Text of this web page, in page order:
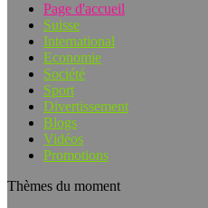
Page d'accueil
Suisse
International
Economie
Société
Sport
Divertissement
Blogs
Vidéos
Promotions
Thèmes du moment